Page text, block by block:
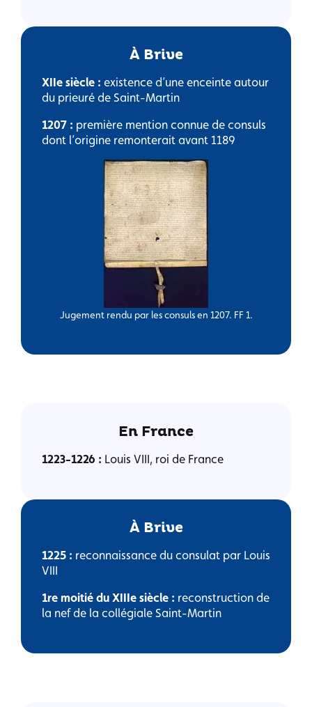
À Brive
XIIe siècle : existence d’une enceinte autour
du prieuré de Saint-Martin
1207 : première mention connue de consuls
dont l’origine remonterait avant 1189
Jugement rendu par les consuls en 1207. FF 1.
En France
1223-1226 : Louis VIII, roi de France
À Brive
1225 : reconnaissance du consulat par Louis
VIII
1re moitié du XIIIe siècle : reconstruction de
la nef de la collégiale Saint-Martin